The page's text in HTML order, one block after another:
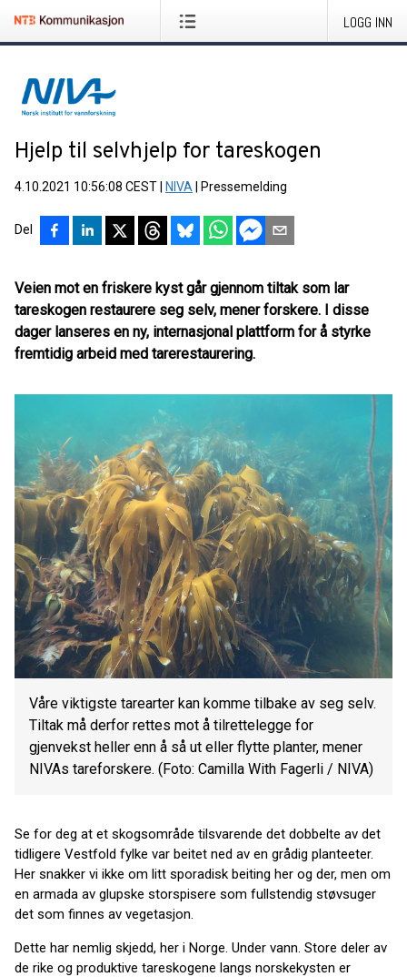
LOGG INN
Hjelp til selvhjelp for tareskogen
4.10.2021 10:56:08 CEST NIVA Pressemelding
Del
Veien mot en friskere kyst går gjennom tiltak som lar
tareskogen restaurere seg selv, mener forskere. I disse
dager lanseres en ny, internasjonal plattform for å styrke
fremtidig arbeid med tarerestaurering.
Våre viktigste tarearter kan komme tilbake av seg selv.
Tiltak må derfor rettes mot å tilrettelegge for
gjenvekst heller enn å så ut eller flytte planter, mener
NIVAs tareforskere. (Foto: Camilla With Fagerli / NIVA)
Se for deg at et skogsområde tilsvarende det dobbelte av det
tidligere Vestfold fylke var beitet ned av en grådig planteeter.
Her snakker vi ikke om litt sporadisk beiting her og der, men om
en armada av glupske storspisere som fullstendig støvsuger
det som finnes av vegetasjon.
Dette har nemlig skjedd, her i Norge. Under vann. Store deler av
de rike og produktive tareskogene langs norskekysten er